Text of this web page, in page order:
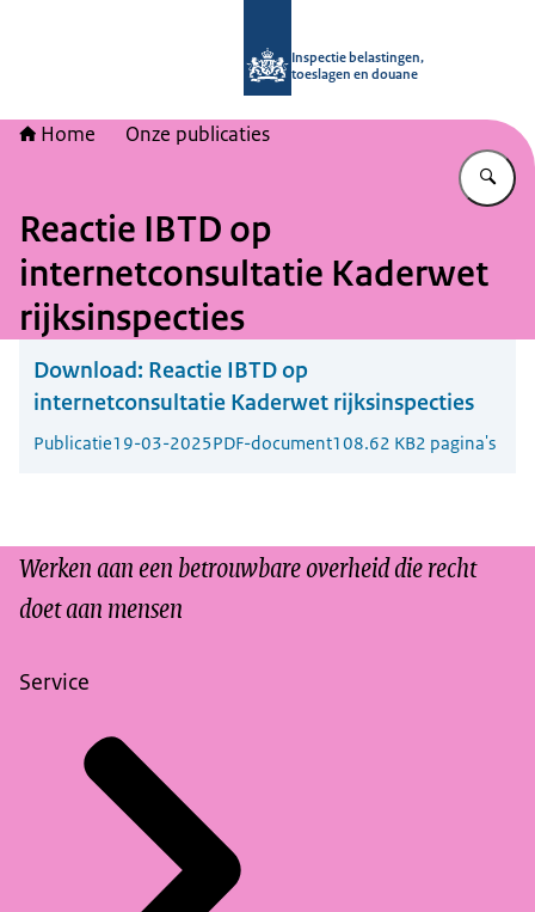
Inspectie belastingen,
toeslagen en douane
Home Onze publicaties
Reactie IBTD op
internetconsultatie Kaderwet
rijksinspecties
Download: Reactie IBTD op
internetconsultatie Kaderwet rijksinspecties
Publicatie19-03-2025PDF-document108.62 KB2 pagina's
Werken aan een betrouwbare overheid die recht
doet aan mensen
Service